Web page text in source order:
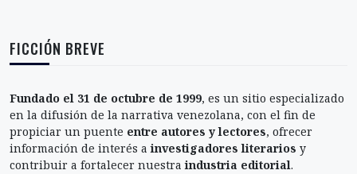
FICCIÓN BREVE
Fundado el 31 de octubre de 1999, es un sitio especializado
en la difusión de la narrativa venezolana, con el fin de
propiciar un puente entre autores y lectores, ofrecer
información de interés ainvestigadores literarios y
contribuir a fortalecer nuestraindustria editorial.